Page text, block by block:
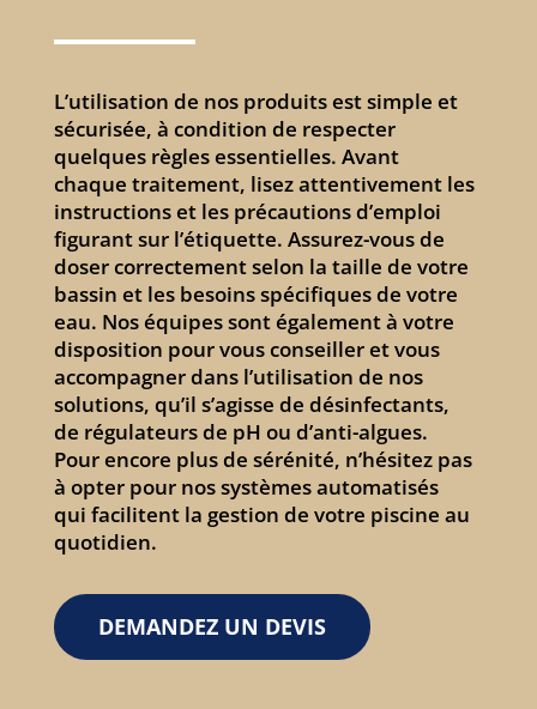
L’utilisation de nos produits est simple et
sécurisée, à condition de respecter
quelques règles essentielles. Avant
chaque traitement, lisez attentivement les
instructions et les précautions d’emploi
figurant sur l’étiquette. Assurez-vous de
doser correctement selon la taille de votre
bassin et les besoins spécifiques de votre
eau. Nos équipes sont également à votre
disposition pour vous conseiller et vous
accompagner dans l’utilisation de nos
solutions, qu’il s’agisse de désinfectants,
de régulateurs de pH ou d’anti-algues.
Pour encore plus de sérénité, n’hésitez pas
à opter pour nos systèmes automatisés
qui facilitent la gestion de votre piscine au
quotidien.
DEMANDEZ UN DEVIS